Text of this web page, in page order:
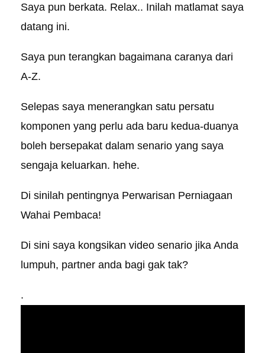
Saya pun berkata. Relax.. Inilah matlamat saya
datang ini.
Saya pun terangkan bagaimana caranya dari
A-Z.
Selepas saya menerangkan satu persatu
komponen yang perlu ada baru kedua-duanya
boleh bersepakat dalam senario yang saya
sengaja keluarkan. hehe.
Di sinilah pentingnya Perwarisan Perniagaan
Wahai Pembaca!
Di sini saya kongsikan video senario jika Anda
lumpuh, partner anda bagi gak tak?
.